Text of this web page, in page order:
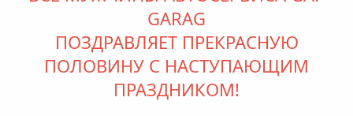
GARAG
ПОЗДРАВЛЯЕТ ПРЕКРАСНУЮ
ПОЛОВИНУ С НАСТУПАЮЩИМ
ПРАЗДНИКОМ!